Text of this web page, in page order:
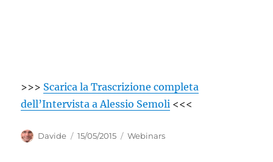
>>> Scarica la Trascrizione completa
dell’Intervista a Alessio Semoli <<<
Autore
Davide
Pubblicato
15/05/2015 Categorie
Webinars